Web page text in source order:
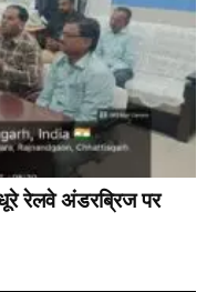
रेलवे अंडरब्रिज पर